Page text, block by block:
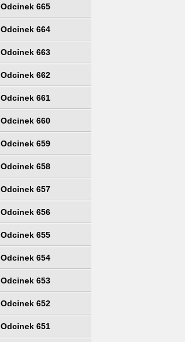
Odcinek 665
Odcinek 664
Odcinek 663
Odcinek 662
Odcinek 661
Odcinek 660
Odcinek 659
Odcinek 658
Odcinek 657
Odcinek 656
Odcinek 655
Odcinek 654
Odcinek 653
Odcinek 652
Odcinek 651